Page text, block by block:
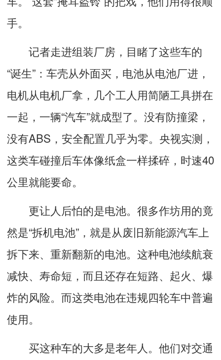
手。
记者走进组装厂房，目睹了这些车的
“诞生”：车壳从外面买，电池从电池厂进，
电机从电机厂拿，几个工人用简陋工具拼在
一起，一辆“汽车”就成型了。没有防撞梁，
没有ABS，安全配置几乎为零。央视实测，
这类车碰撞后车体像纸盒一样揉碎，时速40
公里就能要命。
更让人后怕的是电池。很多作坊用的竟
然是“拆机电池”，就是从废旧新能源汽车上
拆下来、重新翻新的电池。这种电池续航衰
减快、寿命短，而且还存在短路、起火、爆
炸的风险。而这类电池在违规四轮车中普遍
使用。
买这种车的大多是老年人。他们对交通